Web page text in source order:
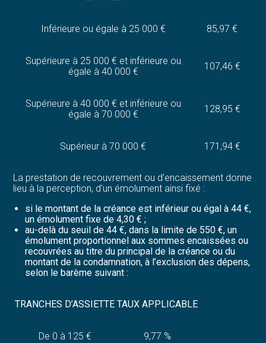
Inférieure ou égale à 25 000 € 85,97 €
Supérieure à 25 000 € et inférieure ou
égale à 40 000 €
107,46 €
Supérieure à 40 000 € et inférieure ou
égale à 70 000 €
128,95 €
Supérieur à 70 000 € 171,94 €
La prestation de recouvrement ou d’encaissement donne
lieu à la perception, d’un émolument ainsi fixé :
si le montant de la créance est inférieur ou égal à 44 €,
un émolument fixe de 4,30 € ;
au-delà du seuil de 44 €, dans la limite de 550 €, un
émolument proportionnel aux sommes encaissées ou
recouvrées au titre du principal de la créance ou du
montant de la condamnation, à l’exclusion des dépens,
selon le barème suivant :
TRANCHES D’ASSIETTE TAUX APPLICABLE
De 0 à 125 € 9,77 %